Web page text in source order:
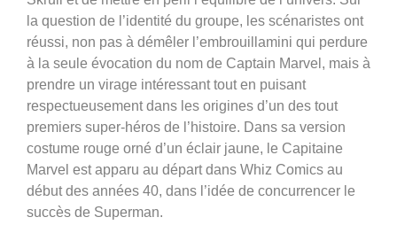
la question de l’identité du groupe, les scénaristes ont
réussi, non pas à démêler l’embrouillamini qui perdure
à la seule évocation du nom de Captain Marvel, mais à
prendre un virage intéressant tout en puisant
respectueusement dans les origines d’un des tout
premiers super-héros de l’histoire. Dans sa version
costume rouge orné d’un éclair jaune, le Capitaine
Marvel est apparu au départ dans Whiz Comics au
début des années 40, dans l’idée de concurrencer le
succès de Superman.